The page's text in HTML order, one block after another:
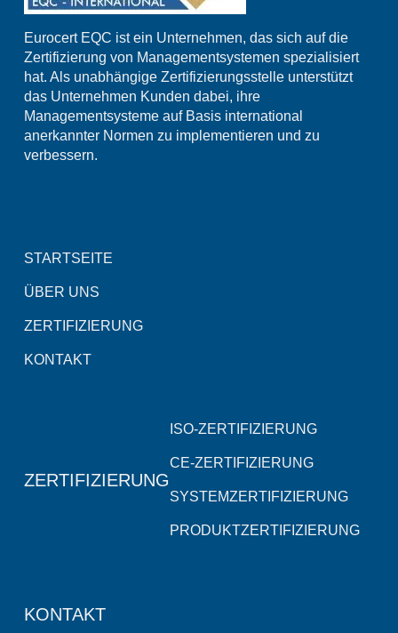
Eurocert EQC ist ein Unternehmen, das sich auf die
Zertifizierung von Managementsystemen spezialisiert
hat. Als unabhängige Zertifizierungsstelle unterstützt
das Unternehmen Kunden dabei, ihre
Managementsysteme auf Basis international
anerkannter Normen zu implementieren und zu
verbessern.
STARTSEITE
ÜBER UNS
ZERTIFIZIERUNG
KONTAKT
ZERTIFIZIERUNG
ISO-ZERTIFIZIERUNG
CE-ZERTIFIZIERUNG
SYSTEMZERTIFIZIERUNG
PRODUKTZERTIFIZIERUNG
KONTAKT